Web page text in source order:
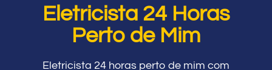
Eletricista 24 Horas
Perto de Mim
Eletricista 24 horas perto de mim com